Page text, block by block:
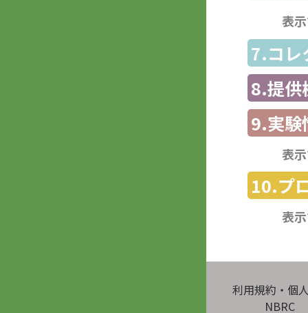
表
7.コレ
8.提供
9.実験
表
10.プ
表
利用規約・個
NBRC